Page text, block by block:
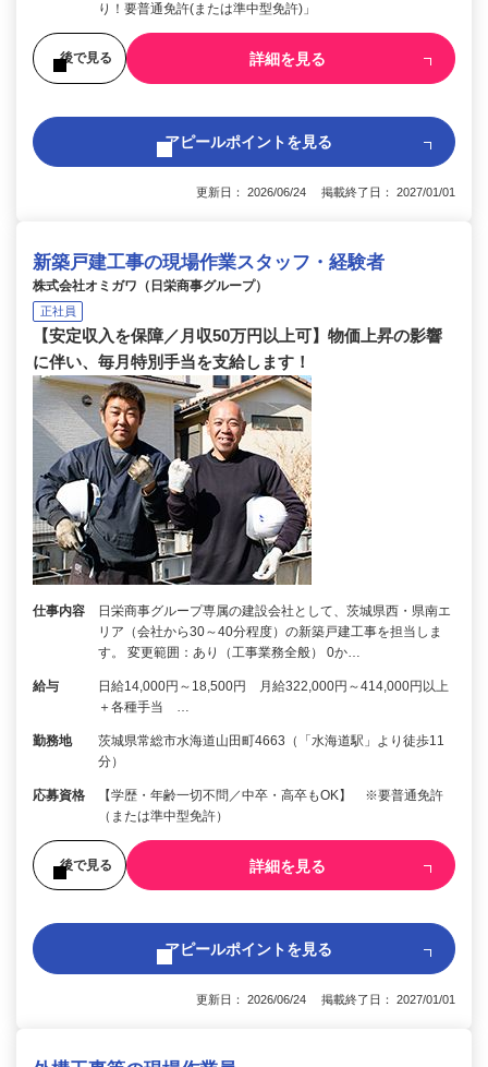
り！要普通免許(または準中型免許)」
後で見る 詳細を見る
アピールポイントを見る
更新日： 2026/06/24 掲載終了日： 2027/01/01
新築戸建工事の現場作業スタッフ・経験者
株式会社オミガワ（日栄商事グループ）
正社員
【安定収入を保障／月収50万円以上可】物価上昇の影響
に伴い、毎月特別手当を支給します！
仕事内容
日栄商事グループ専属の建設会社として、茨城県西・県南エ
リア（会社から30～40分程度）の新築戸建工事を担当しま
す。 変更範囲：あり（工事業務全般） 0か…
給与
日給14,000円～18,500円 月給322,000円～414,000円以上
＋各種手当 …
勤務地
茨城県常総市水海道山田町4663（「水海道駅」より徒歩11
分）
応募資格
【学歴・年齢一切不問／中卒・高卒もOK】 ※要普通免許
（または準中型免許）
後で見る 詳細を見る
アピールポイントを見る
更新日： 2026/06/24 掲載終了日： 2027/01/01